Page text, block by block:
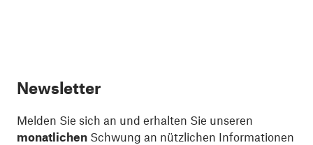
Newsletter
Melden Sie sich an und erhalten Sie unseren
monatlichen Schwung an nützlichen Informationen